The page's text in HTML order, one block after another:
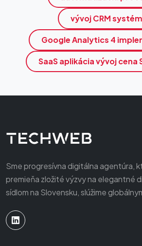
vývoj CRM
Google Analytics 4
SaaS aplikácia vývoj cena
Sme progresívna digitálna agentúra,
premieňa zložité výzvy na elegantné
sídlom na Slovensku, slúžime